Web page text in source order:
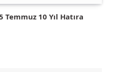
10 Yıl Hatıra